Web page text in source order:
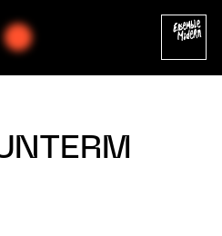
Hamburgisches Konzert, IV